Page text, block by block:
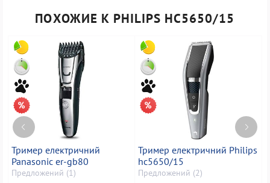
ПОХОЖИЕ К PHILIPS HC5650/15
Тример електричний
Panasonic er-gb80
Предложений (1)
Тример електричний Philips
hc5650/15
Предложений (2)